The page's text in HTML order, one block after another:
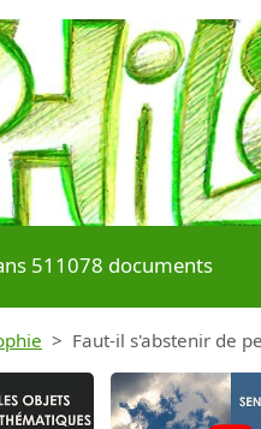
511078 documents
Faut-il s'abstenir de